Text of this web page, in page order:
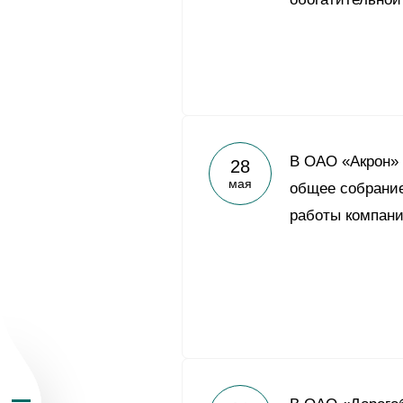
О Группе «Акрон»
География
28
мая
В ОАО «Акрон»
общее
работы